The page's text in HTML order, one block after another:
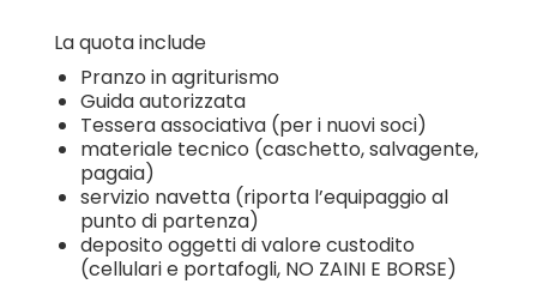
La quota include
Pranzo in agriturismo
Guida autorizzata
Tessera associativa (per i nuovi soci)
materiale tecnico (caschetto, salvagente,
pagaia)
servizio navetta (riporta l’equipaggio al
punto di partenza)
deposito oggetti di valore custodito
(cellulari e portafogli, NO ZAINI E BORSE)